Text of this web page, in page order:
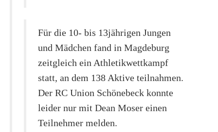
Für die 10- bis 13jährigen Jungen
und Mädchen fand in Magdeburg
zeitgleich ein Athletikwettkampf
statt, an dem 138 Aktive teilnahmen.
Der RC Union Schönebeck konnte
leider nur mit Dean Moser einen
Teilnehmer melden.